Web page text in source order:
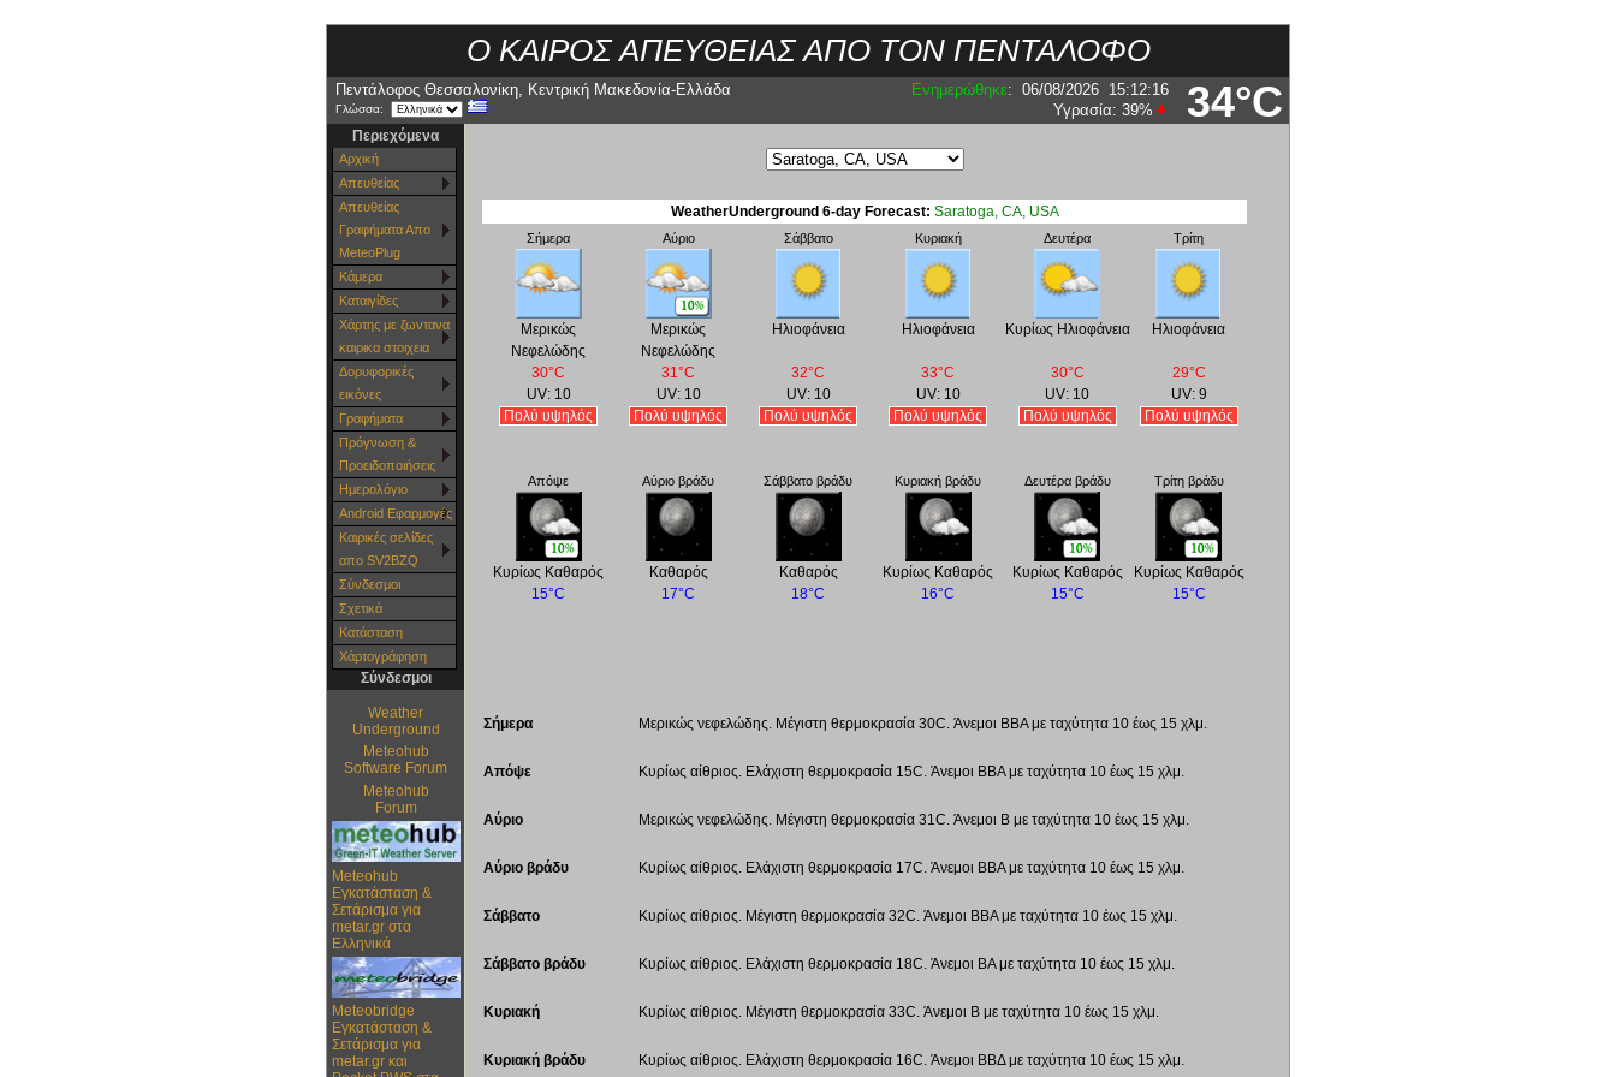
Ο ΚΑΙΡΟΣ ΑΠΕΥΘΕΙΑΣ ΑΠΟ ΤΟΝ ΠΕΝΤΑΛΟΦΟ
34°C
Πεντάλοφος Θεσσαλονίκη, Κεντρική Μακεδονία-Ελλάδα
Γλώσσα:
Ενημερώθηκε: 06/08/2026 15:12:16
Υγρασία: 39%
Περιεχόμενα
Αρχική
Απευθείας
Απευθείας
Γραφήματα Απο
MeteoPlug
Κάμερα
Καταιγίδες
Χάρτης με ζωντανα
καιρικα στοιχεια
Δορυφορικές
εικόνες
Γραφήματα
Πρόγνωση &
Προειδοποιήσεις
Ημερολόγιο
Android Εφαρμογές
Καιρικές σελίδες
απο SV2BZQ
Σύνδεσμοι
Σχετικά
Κατάσταση
Χάρτoγράφηση
Σύνδεσμοι
Weather
Underground
Meteohub
Software Forum
Meteohub
Forum
Meteohub
Εγκατάσταση &
Σετάρισμα για
metar.gr στα
Ελληνικά
Meteobridge
Εγκατάσταση &
Σετάρισμα για
metar.gr και
WeatherUnderground 6-day Forecast: Saratoga, CA, USA
Σήμερα Αύριο Σάββατο Κυριακή Δευτέρα Τρίτη
Μερικώς
Νεφελώδης
Μερικώς
Νεφελώδης
Ηλιοφάνεια Ηλιοφάνεια Κυρίως Ηλιοφάνεια Ηλιοφάνεια
30°C 31°C 32°C 33°C 30°C
29°C
UV: 10
Πολύ υψηλός
UV: 10
Πολύ υψηλός
UV: 10
Πολύ υψηλός
UV: 10
Πολύ υψηλός
UV: 10
Πολύ υψηλός
UV: 9
Πολύ υψηλός
Απόψε Αύριο βράδυ Σάββατο βράδυ Κυριακή βράδυ Δευτέρα βράδυ Τρίτη βράδυ
Κυρίως Καθαρός Καθαρός Καθαρός Κυρίως Καθαρός Κυρίως Καθαρός
Κυρίως Καθαρός
15°C
17°C 18°C 16°C 15°C 15°C
Σήμερα Μερικώς νεφελώδης. Μέγιστη θερμοκρασία 30C. Άνεμοι ΒΒΑ με ταχύτητα 10 έως 15 χλμ.
Απόψε Κυρίως αίθριος. Ελάχιστη θερμοκρασία 15C. Άνεμοι ΒΒΑ με ταχύτητα 10 έως 15 χλμ.
Αύριο Μερικώς νεφελώδης. Μέγιστη θερμοκρασία 31C. Άνεμοι Β με ταχύτητα 10 έως 15 χλμ.
Αύριο βράδυ Κυρίως αίθριος. Ελάχιστη θερμοκρασία 17C. Άνεμοι ΒΒΑ με ταχύτητα 10 έως 15 χλμ.
Σάββατο Κυρίως αίθριος. Μέγιστη θερμοκρασία 32C. Άνεμοι ΒΒΑ με ταχύτητα 10 έως 15 χλμ.
Σάββατο βράδυ Κυρίως αίθριος. Ελάχιστη θερμοκρασία 18C. Άνεμοι ΒΑ με ταχύτητα 10 έως 15 χλμ.
Κυριακή Κυρίως αίθριος. Μέγιστη θερμοκρασία 33C. Άνεμοι Β με ταχύτητα 10 έως 15 χλμ.
Κυριακή βράδυ Κυρίως αίθριος. Ελάχιστη θερμοκρασία 16C. Άνεμοι ΒΒΔ με ταχύτητα 10 έως 15 χλμ.